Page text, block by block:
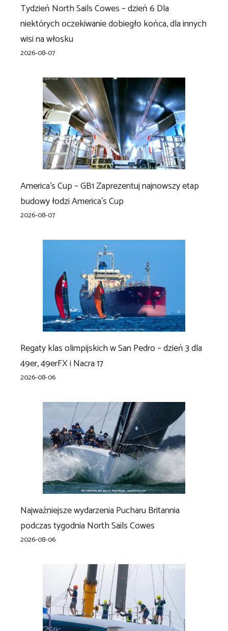
Tydzień North Sails Cowes – dzień 6 Dla
niektórych oczekiwanie dobiegło końca, dla innych
wisi na włosku
2026-08-07
America’s Cup – GB1 Zaprezentuj najnowszy etap
budowy łodzi America’s Cup
2026-08-07
Regaty klas olimpijskich w San Pedro – dzień 3 dla
49er, 49erFX i Nacra 17
2026-08-06
Najważniejsze wydarzenia Pucharu Britannia
podczas tygodnia North Sails Cowes
2026-08-06